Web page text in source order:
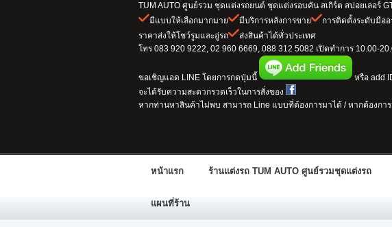
TUM AUTO ศูนย์รวม ชุดแต่งรถยนต์ ชุดแต่งรอบคัน สเกิร์ต สปอยเลอร์
มีแบบให้เลือกมากมาย
มีบริการหลังการขาย การติดตั้งระดับมือ
ราคาส่งให้โชว์รูมและอู่รถ
ส่งสินค้าได้ทั่วประเทศ
โทร 083 920 9222, 02 960 6669, 088 312 5082 เปิดทำการ 10.00-
ขอเชิญแอด LINE โดยการกดปุ่มนี้
หรือ add
จะได้รับความสะดวกรวดเร็วในการสั่งของ
หากท่านหาสินค้าไม่พบ สามารถ Line แบบที่ต้องการมาได้ / หากต้องกา
หน้าแรก ร้านแต่งรถ TUM AUTO ศูนย์รวมชุดแต่งรถ
แผนที่ร้าน